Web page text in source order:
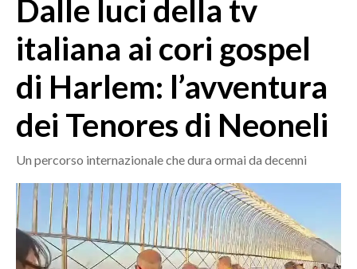
MEDIO CAMPIDANO
SASSARI E PROVINCIA
GALLURA
NUORO E PROVINCIA
OGLIASTRA
CRONACA
ITALIA
MONDO
Dalle luci della tv
italiana ai cori gospel
di Harlem: l’avventura
dei Tenores di Neoneli
Un percorso internazionale che dura ormai da decenni